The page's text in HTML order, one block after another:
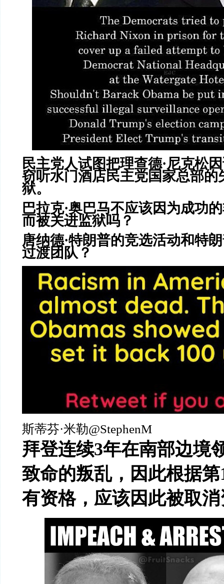
民主党人试图把理查德·尼克松
窃听水门酒店民主党国家总部的
狱。
巴拉克·奥巴马不应该因为成功
而被关进监狱吗？
唐纳德·特朗普的竞选活动和特
过渡团队？
斯蒂芬·米勒@StephenM
拜登连续3年在南部边境
致命的叛乱，因此根据
有资格，应该因此被取